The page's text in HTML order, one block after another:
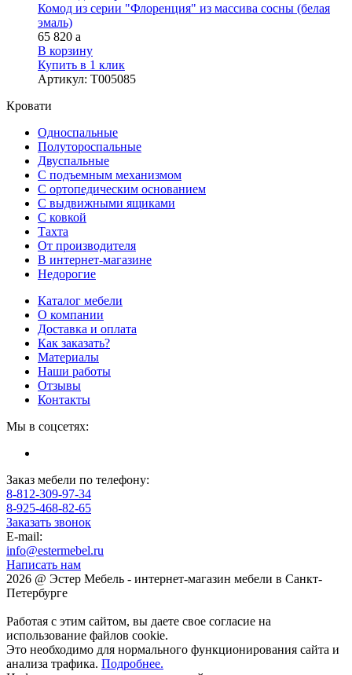
Комод из серии "Флоренция" из массива сосны (белая
эмаль)
65 820 a
В корзину
Купить в 1 клик
Артикул: Т005085
Кровати
Односпальные
Полутороспальные
Двуспальные
С подъемным механизмом
С ортопедическим основанием
С выдвижными ящиками
С ковкой
Тахта
От производителя
В интернет-магазине
Недорогие
Каталог мебели
О компании
Доставка и оплата
Как заказать?
Материалы
Наши работы
Отзывы
Контакты
Мы в соцсетях:
Заказ мебели по телефону:
8-812-309-97-34
8-925-468-82-65
Заказать звонок
E-mail:
info@estermebel.ru
Написать нам
2026 @ Эстер Мебель - интернет-магазин мебели в Санкт-
Петербурге
Работая с этим сайтом, вы даете свое согласие на
использование файлов cookie.
Это необходимо для нормального функционирования сайта и
анализа трафика. Подробнее.